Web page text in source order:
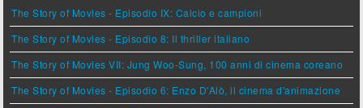
The Story of Movies - Episodio IX: Calcio e campioni
The Story of Movies - Episodio 8: Il thriller italiano
The Story of Movies VII: Jung Woo-Sung, 100 anni di cinema coreano
The Story of Movies - Episodio 6: Enzo D'Alò, il cinema d'animazione